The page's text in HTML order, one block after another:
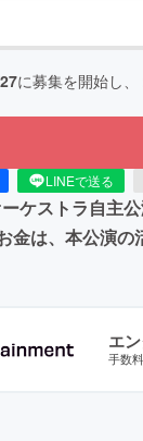
に募集を開始し、
LINEで送る
ケストラ自主
金は、本公演
エ
手数